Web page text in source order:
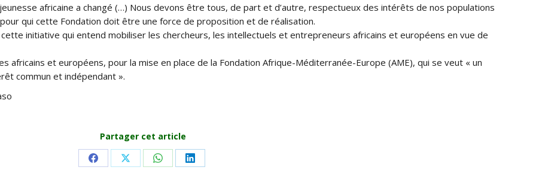
africaine a changé (…) Nous devons être tous, de part et d’autre, respectueux des intérêts de nos populations
qui cette Fondation doit être une force de proposition et de réalisation.
initiative qui entend mobiliser les chercheurs, les intellectuels et entrepreneurs africains et européens en vue de
africains et européens, pour la mise en place de la Fondation Afrique-Méditerranée-Europe (AME), qui se veut « un
commun et indépendant ».
Partager cet article
Share Share Share Share